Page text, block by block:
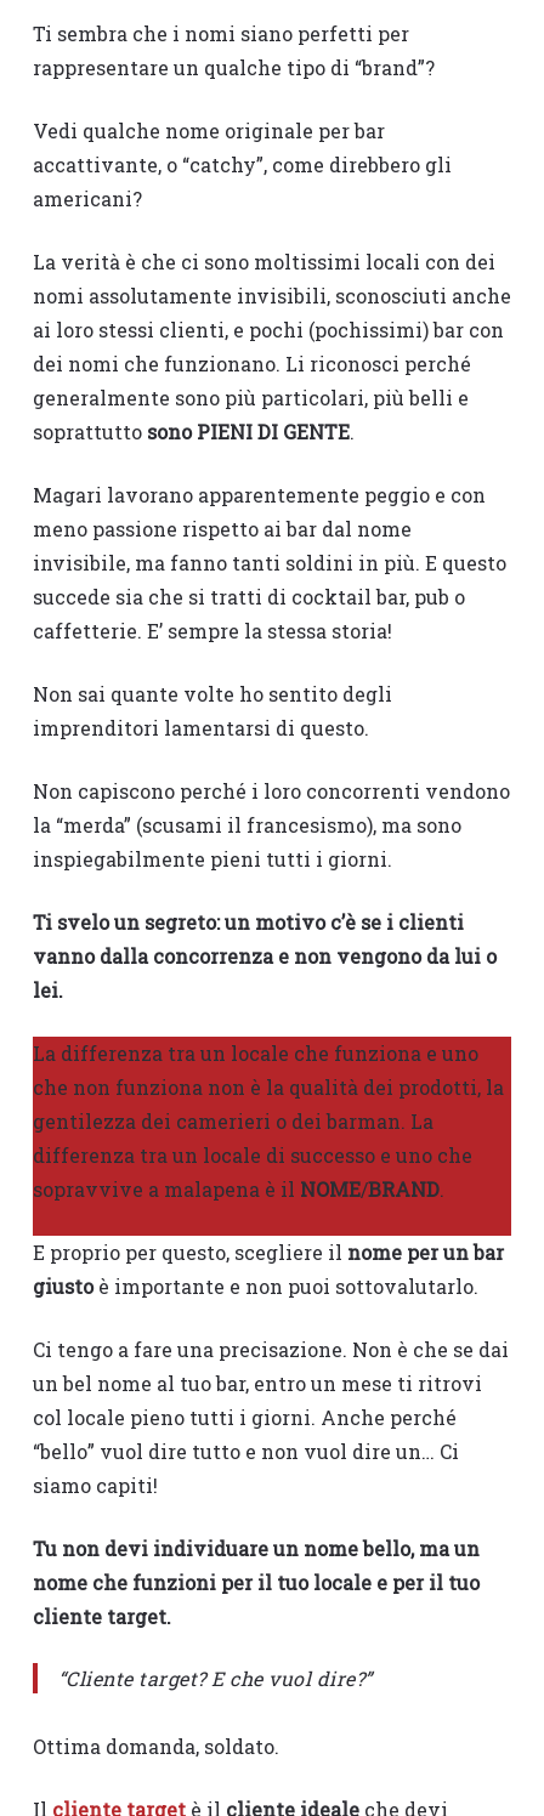
Ti sembra che i nomi siano perfetti per
rappresentare un qualche tipo di “brand”?
Vedi qualche nome originale per bar
accattivante, o “catchy”, come direbbero gli
americani?
La verità è che ci sono moltissimi locali con dei
nomi assolutamente invisibili, sconosciuti anche
ai loro stessi clienti, e pochi (pochissimi) bar con
dei nomi che funzionano. Li riconosci perché
generalmente sono più particolari, più belli e
soprattutto sono PIENI DI GENTE.
Magari lavorano apparentemente peggio e con
meno passione rispetto ai bar dal nome
invisibile, ma fanno tanti soldini in più. E questo
succede sia che si tratti di cocktail bar, pub o
caffetterie. E’ sempre la stessa storia!
Non sai quante volte ho sentito degli
imprenditori lamentarsi di questo.
Non capiscono perché i loro concorrenti vendono
la “merda” (scusami il francesismo), ma sono
inspiegabilmente pieni tutti i giorni.
Ti svelo un segreto: un motivo c’è se i clienti
vanno dalla concorrenza e non vengono da lui o
lei.
La differenza tra un locale che funziona e uno
che non funziona non è la qualità dei prodotti, la
gentilezza dei camerieri o dei barman. La
differenza tra un locale di successo e uno che
sopravvive a malapena è il NOME/BRAND.
E proprio per questo, scegliere il nome per un bar
giustoè importante e non puoi sottovalutarlo.
Ci tengo a fare una precisazione. Non è che se dai
un bel nome al tuo bar, entro un mese ti ritrovi
col locale pieno tutti i giorni. Anche perché
“bello” vuol dire tutto e non vuol dire un… Ci
siamo capiti!
Tu non devi individuare un nome bello, ma un
nome che funzioni per il tuo locale e per il tuo
cliente target.
“Cliente target? E che vuol dire?”
Ottima domanda, soldato.
Il cliente targetè il cliente idealeche devi